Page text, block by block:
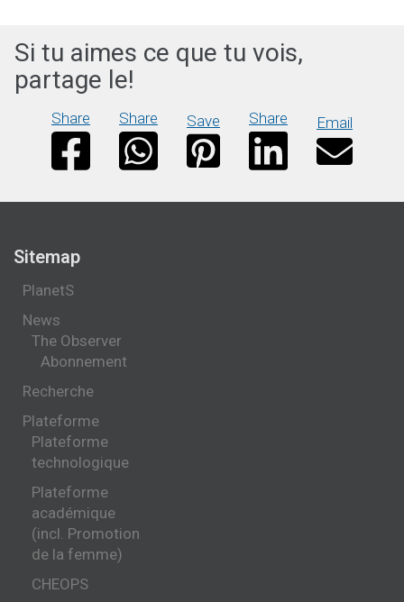
Si tu aimes ce que tu vois,
partage le!
Share Share Save Share Email
Sitemap
PlanetS
News
The Observer
Abonnement
Recherche
Plateforme
Plateforme
technologique
Plateforme
académique
(incl. Promotion
de la femme)
CHEOPS